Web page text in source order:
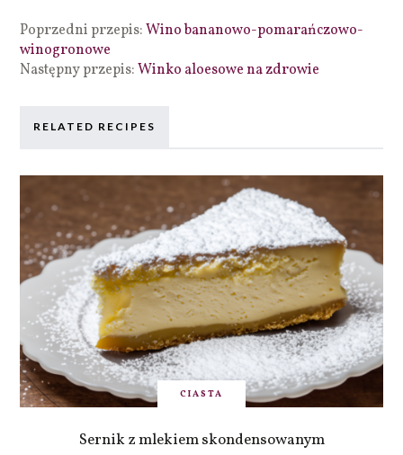
Poprzedni przepis:Wino bananowo-pomarańczowo-
winogronowe
Następny przepis:Winko aloesowe na zdrowie
RELATED RECIPES
CIASTA
Sernik z mlekiem skondensowanym